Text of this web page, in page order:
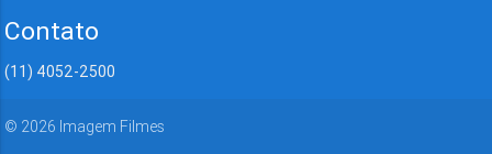
Contato
(11) 4052-2500
© 2026 Imagem Filmes